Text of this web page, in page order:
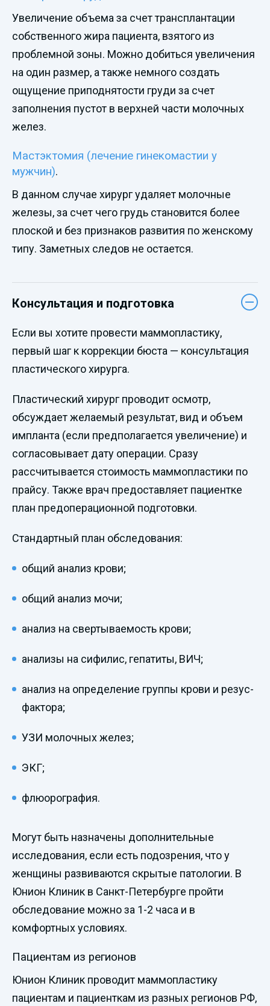
Увеличение объема за счет трансплантации
собственного жира пациента, взятого из
проблемной зоны. Можно добиться увеличения
на один размер, а также немного создать
ощущение приподнятости груди за счет
заполнения пустот в верхней части молочных
желез.
Мастэктомия (лечение гинекомастии у
мужчин).
В данном случае хирург удаляет молочные
железы, за счет чего грудь становится более
плоской и без признаков развития по женскому
типу. Заметных следов не остается.
Консультация и подготовка
Если вы хотите провести маммопластику,
первый шаг к коррекции бюста — консультация
пластического хирурга.
Пластический хирург проводит осмотр,
обсуждает желаемый результат, вид и объем
импланта (если предполагается увеличение) и
согласовывает дату операции. Сразу
рассчитывается стоимость маммопластики по
прайсу. Также врач предоставляет пациентке
план предоперационной подготовки.
Стандартный план обследования:
общий анализ крови;
общий анализ мочи;
анализ на свертываемость крови;
анализы на сифилис, гепатиты, ВИЧ;
анализ на определение группы крови и резус-
фактора;
УЗИ молочных желез;
ЭКГ;
флюорография.
Могут быть назначены дополнительные
исследования, если есть подозрения, что у
женщины развиваются скрытые патологии. В
Юнион Клиник в Санкт-Петербурге пройти
обследование можно за 1-2 часа и в
комфортных условиях.
Пациентам из регионов
Юнион Клиник проводит маммопластику
пациентам и пациенткам из разных регионов РФ,